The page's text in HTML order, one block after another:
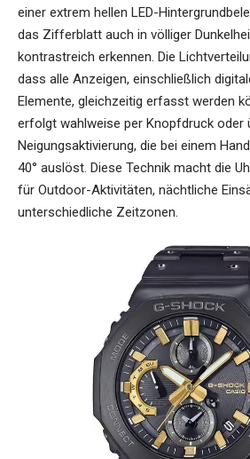
einer extrem hellen LED-
das Zifferblatt auch in völliger
kontrastreich erkennen. Die
dass alle Anzeigen, einschließlich
Elemente, gleichzeitig erfasst werden
erfolgt wahlweise per Knopfdruck oder
Neigungsaktivierung, die bei einem
40° auslöst. Diese Technik macht die
für Outdoor-Aktivitäten, nächtliche
unterschiedliche Zeitzonen.